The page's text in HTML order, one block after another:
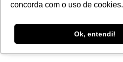
concorda com o uso de cookies.
Ok, entendi!